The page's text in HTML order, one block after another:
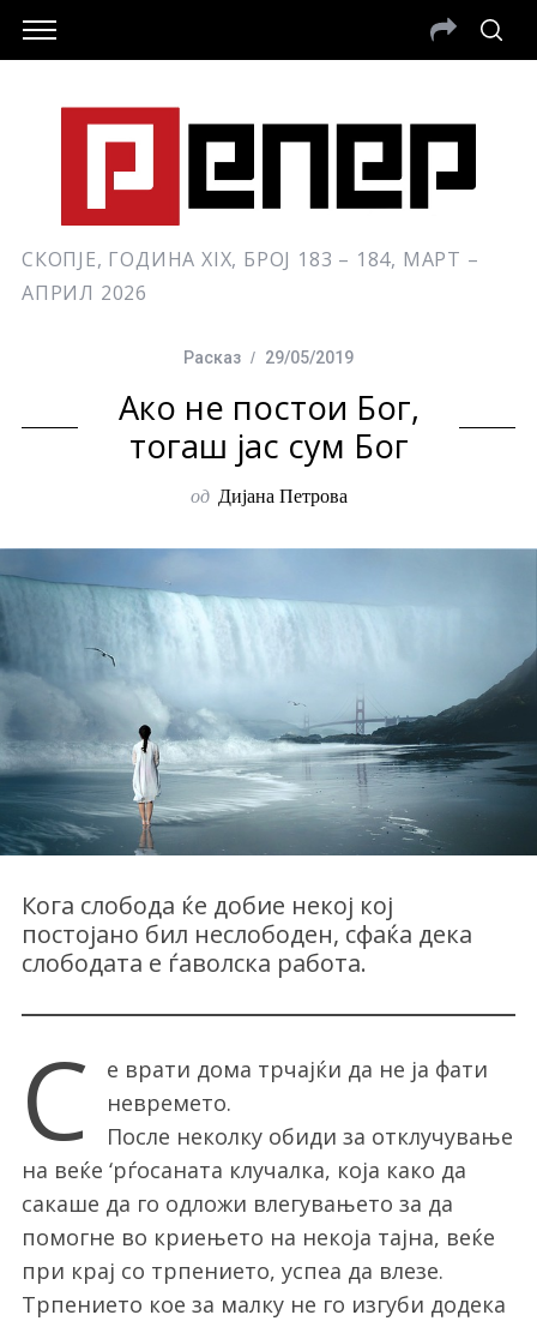
СКОПЈЕ, ГОДИНА XIX, БРОЈ 183 – 184, МАРТ –
АПРИЛ 2026
Расказ 29/05/2019
Ако не постои Бог,
тогаш јас сум Бог
од Дијана Петрова
Кога слобода ќе добие некој кој
постојано бил неслободен, сфаќа дека
слободата е ѓаволска работа.
С
е врати дома трчајќи да не ја фати
невремето.
После неколку обиди за отклучување
на веќе ‘рѓосаната клучалка, која како да
сакаше да го одложи влегувањето за да
помогне во криењето на некоја тајна, веќе
при крај со трпението, успеа да влезе.
Трпението кое за малку не го изгуби додека